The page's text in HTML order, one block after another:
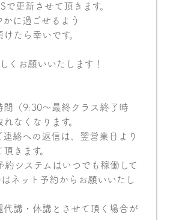
で更新させて頂きます。
に過ごせるよう
たら幸いです。
くお願いいたします！
（9:30〜最終クラス終了時
なくなります。
連絡への返信は、翌営業日より
きます。
約システムはいつでも稼働して
ネット予約からお願いいたし
講・休講とさせて頂く場合が